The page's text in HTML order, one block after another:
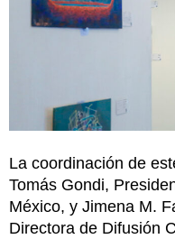
La coordinación de
Tomás Gondi,
México, y Jimena M.
Directora de Difusión